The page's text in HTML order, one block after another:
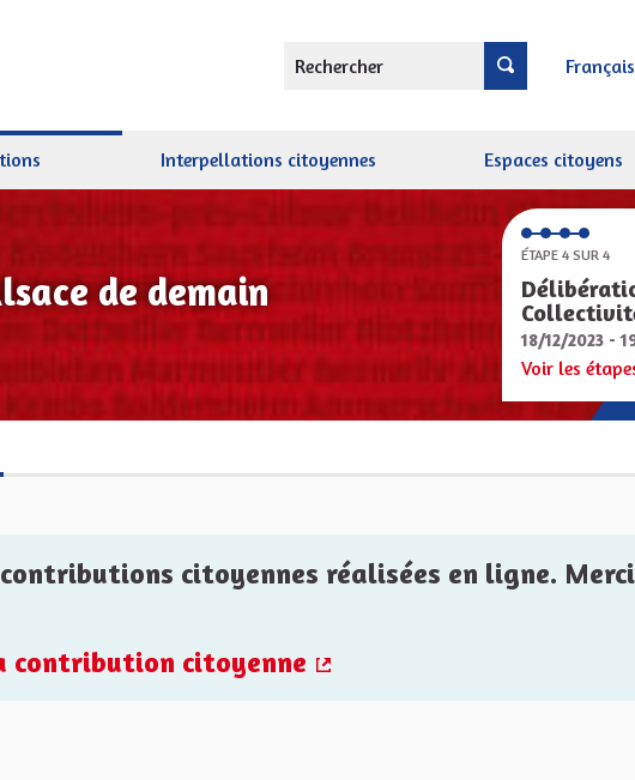
Rechercher Français
Interpellations citoyennes Espaces citoyens
de demain
ÉTAPE 4 SUR 4
18/12/2023 -
Voir les
citoyennes réalisées en ligne.
contribution citoyenne